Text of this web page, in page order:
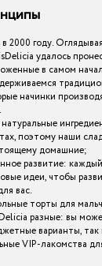
2000 году.
удалось
в самом
начинки
натуральные
поэтому наши
домашние;
развитие:
идеи, чтобы
вас.
торты для
разные: вы
варианты,
VIP-лакомства